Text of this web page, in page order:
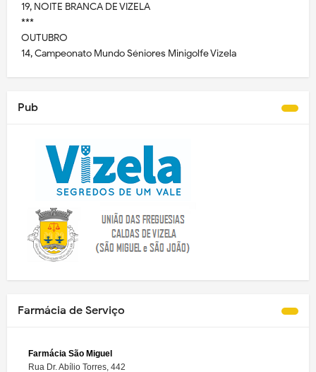
19, NOITE BRANCA DE VIZELA
***
OUTUBRO
14, Campeonato Mundo Séniores Minigolfe Vizela
Pub
Farmácia de Serviço